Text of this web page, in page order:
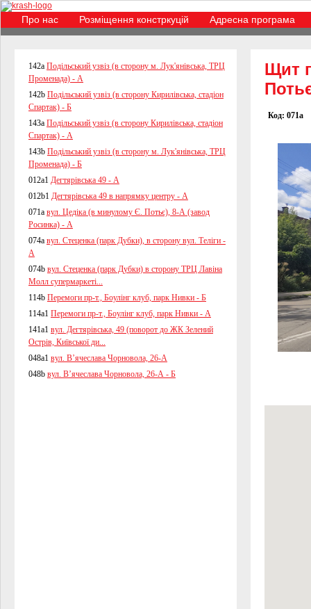
Про нас Розміщення констркуцій Адресна програма
142a Подільський узвіз (в сторону м. Лук'янівська, ТРЦ
Променада) - А
142b Подільський узвіз (в сторону Кирилівська, стадіон
Спартак) - Б
143a Подільський узвіз (в сторону Кирилівська, стадіон
Спартак) - А
143b Подільський узвіз (в сторону м. Лук'янівська, ТРЦ
Променада) - Б
012a1 Дегтярівська 49 - А
012b1 Дегтярівська 49 в напрямку центру - А
071a вул. Цедіка (в минулому Є. Потьє), 8-А (завод
Росинка) - А
074a вул. Стеценка (парк Дубки), в сторону вул. Теліги -
А
074b вул. Стеценка (парк Дубки) в сторону ТРЦ Лавіна
Молл супермаркеті...
114b Перемоги пр-т., Боулінг клуб, парк Нивки - Б
114a1 Перемоги пр-т., Боулінг клуб, парк Нивки - А
141a1 вул. Дегтярівська, 49 (поворот до ЖК Зелений
Острів, Київської ди...
048a1 вул. В’ячеслава Чорновола, 26-А
048b вул. В’ячеслава Чорновола, 26-А - Б
Щит
Код: 071a